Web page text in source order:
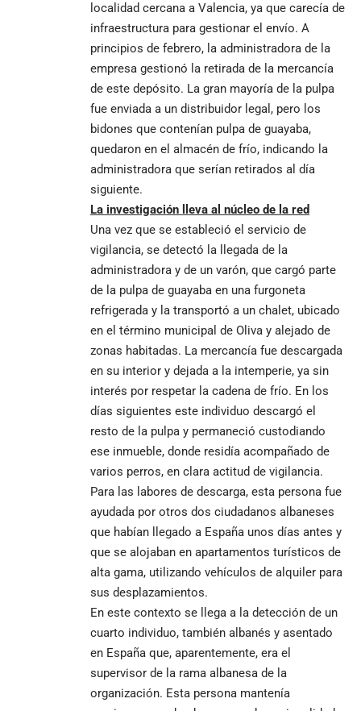
localidad cercana a Valencia, ya que carecía de
infraestructura para gestionar el envío. A
principios de febrero, la administradora de la
empresa gestionó la retirada de la mercancía
de este depósito. La gran mayoría de la pulpa
fue enviada a un distribuidor legal, pero los
bidones que contenían pulpa de guayaba,
quedaron en el almacén de frío, indicando la
administradora que serían retirados al día
siguiente.
La investigación lleva al núcleo de la red
Una vez que se estableció el servicio de
vigilancia, se detectó la llegada de la
administradora y de un varón, que cargó parte
de la pulpa de guayaba en una furgoneta
refrigerada y la transportó a un chalet, ubicado
en el término municipal de Oliva y alejado de
zonas habitadas. La mercancía fue descargada
en su interior y dejada a la intemperie, ya sin
interés por respetar la cadena de frío. En los
días siguientes este individuo descargó el
resto de la pulpa y permaneció custodiando
ese inmueble, donde residía acompañado de
varios perros, en clara actitud de vigilancia.
Para las labores de descarga, esta persona fue
ayudada por otros dos ciudadanos albaneses
que habían llegado a España unos días antes y
que se alojaban en apartamentos turísticos de
alta gama, utilizando vehículos de alquiler para
sus desplazamientos.
En este contexto se llega a la detección de un
cuarto individuo, también albanés y asentado
en España que, aparentemente, era el
supervisor de la rama albanesa de la
organización. Esta persona mantenía